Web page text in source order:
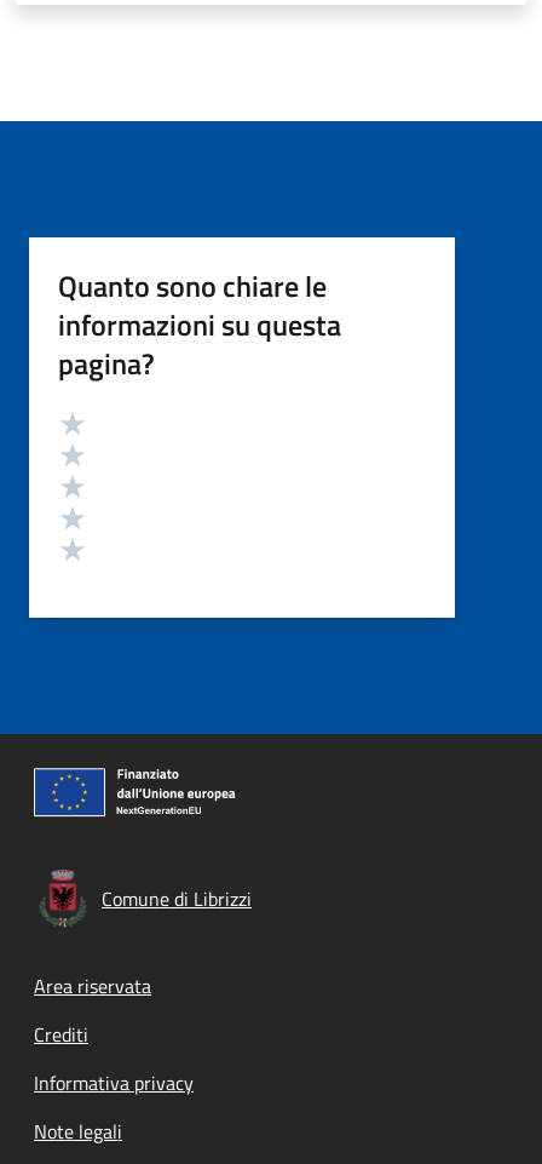
Quanto sono chiare le
informazioni su questa
pagina?
Valutazione
Comune di Librizzi
Footer menu
Area riservata
Crediti
Informativa privacy
Note legali